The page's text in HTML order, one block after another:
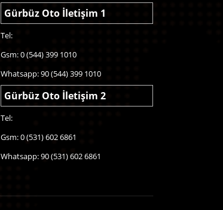
Gürbüz Oto İletişim 1
Tel:
Gsm: 0 (544) 399 1010
Whatsapp: 90 (544) 399 1010
Gürbüz Oto İletişim 2
Tel:
Gsm: 0 (531) 602 6861
Whatsapp: 90 (531) 602 6861